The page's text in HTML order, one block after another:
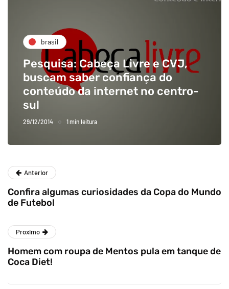
brasil
Pesquisa: Cabeça Livre e CVJ,
buscam saber confiança do
conteúdo da internet no centro-
sul
29/12/2014 1 min leitura
Anterior
Confira algumas curiosidades da Copa do Mundo
de Futebol
Proximo
Homem com roupa de Mentos pula em tanque de
Coca Diet!